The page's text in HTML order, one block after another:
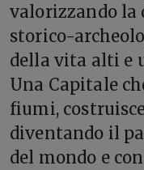
valorizzando la
storico-
della vita alti e
Una Capitale
fiumi,
diventando il
del mondo e